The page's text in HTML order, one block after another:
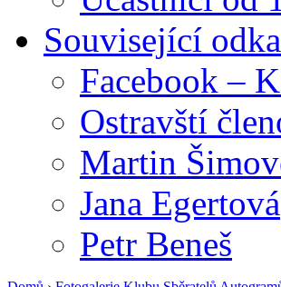
Související
Facebook –
Ostravští
Martin
Jana Egertová
Petr Beneš